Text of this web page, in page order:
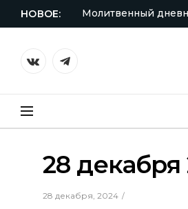
НОВОЕ: Молитвенный
VKontakteTelegram
28 декабря
28 декабря, 2024